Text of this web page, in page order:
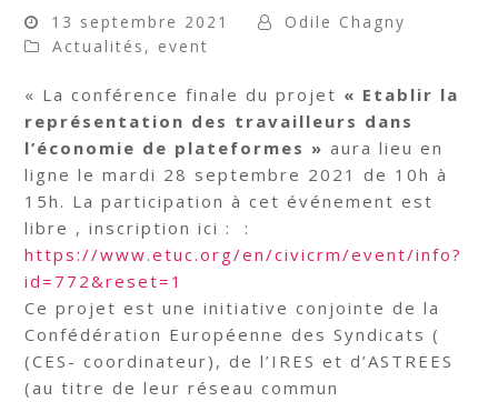
13 septembre 2021
Odile Chagny
Actualités , event
« La conférence finale du projet « Etablir la
représentation des travailleurs dans
l’économie de plateformes »aura lieu en
ligne le mardi 28 septembre 2021 de 10h à
15h. La participation à cet événement est
libre , inscription ici : :
https://www.etuc.org/en/civicrm/event/info?
id=772&reset=1
Ce projet est une initiative conjointe de la
Confédération Européenne des Syndicats (
(CES- coordinateur), de l’IRES et d’ASTREES
(au titre de leur réseau commun